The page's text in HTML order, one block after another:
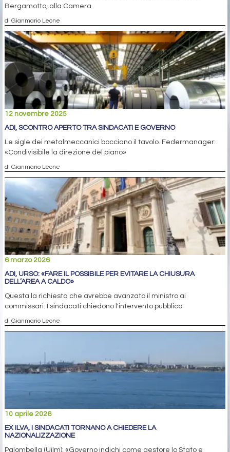
Bergamotto, alla Camera
di Gianmario Leone
12 novembre 2025
ADI, SCONTRO APERTO TRA SINDACATI E GOVERNO
Le sigle dei metalmeccanici bocciano il tavolo. Federmanager:
«Condivisibile la direzione del piano»
di Gianmario Leone
6 marzo 2026
ADI, URSO: «FARE IL POSSIBILE PER EVITARE LA CHIUSURA
DELL’AREA A CALDO»
Questa la richiesta che avrebbe avanzato il ministro ai
commissari. I sindacati chiedono l'intervento pubblico
di Gianmario Leone
10 aprile 2026
EX ILVA, I SINDACATI TORNANO A CHIEDERE LA
NAZIONALIZZAZIONE
Palombella (Uilm): «Governo indichi come gestore lo Stato e